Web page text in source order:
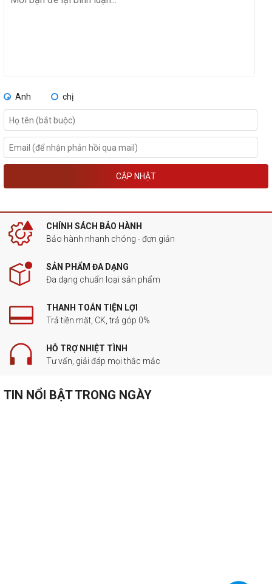
Anh chị
CẬP NHẬT
CHÍNH SÁCH BẢO HÀNH
Bảo hành nhanh chóng - đơn giản
SẢN PHẨM ĐA DẠNG
Đa dạng chuẩn loại sản phẩm
THANH TOÁN TIỆN LỢI
Trả tiền mặt, CK, trả góp 0%
HỖ TRỢ NHIỆT TÌNH
Tư vấn, giải đáp mọi thắc mắc
TIN NỔI BẬT TRONG NGÀY